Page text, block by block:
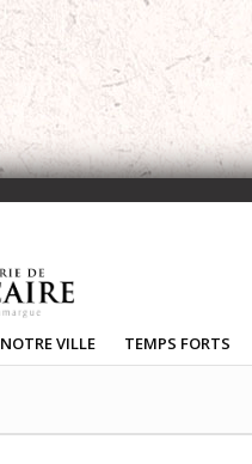
NOTRE VILLE TEMPS FORTS